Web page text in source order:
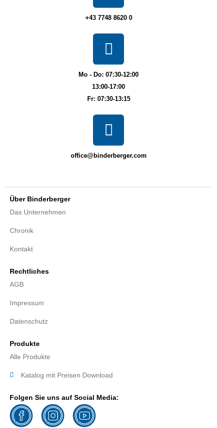
+43 7748 8620 0
Mo - Do: 07:30-12:00
13:00-17:00
Fr: 07:30-13:15
office@binderberger.com
Über Binderberger
Das Unternehmen
Chronik
Kontakt
Rechtliches
AGB
Impressum
Datenschutz
Produkte
Alle Produkte
Katalog mit Preisen Download
Folgen Sie uns auf Social Media: